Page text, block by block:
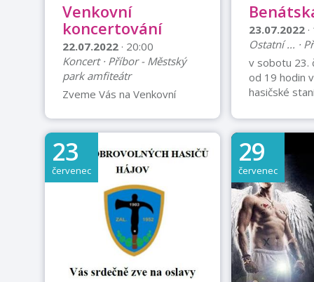
Venkovní
koncertování
22.07.2022 · 20:00
Koncert · Příbor - Městský
park amfiteátr
Zveme Vás na Venkovní
parku v Příboře. Vystoupí
100,- Kč
23.07.2022
Ostatní ... ·
v sobotu 23.
od 19 hodin
hasičské
skupina TNT
občerstvení
tradiční
v rohlíku,
pivo, alko,
Vstupné 50,-
zvou
23
červenec
29
červenec